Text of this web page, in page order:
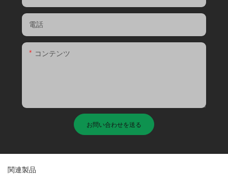
電話
コンテンツ
お問い合わせを送る
関連製品